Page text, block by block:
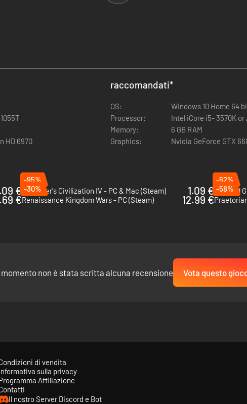
HD 6970
raccomandati*
OS:
Windows 10 Home 64
Processor:
Intel iCore i5- 3570K or
Memory:
6 GB RAM
Graphics:
Nvidia GeForce GTX
€
-95%
Sid Meier's Civilization IV - PC & Mac (Steam)
1.09 €
-62%
Imperial
€
-30%
Renaissance Kingdom Wars - PC (Steam)
12.99 €
-58%
momento non è stata scritta alcuna recensione Vota questo
di vendita
sulla privacy
Affiliazione
Il nostro Server Discord e Bot